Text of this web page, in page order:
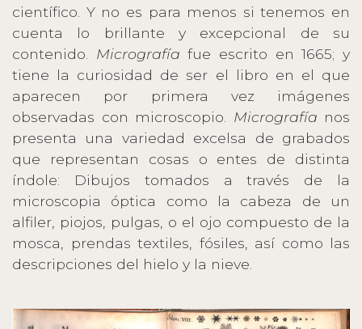
científico. Y no es para menos si tenemos en
cuenta lo brillante y excepcional de su
contenido. Micrografía fue escrito en 1665; y
tiene la curiosidad de ser el libro en el que
aparecen por primera vez imágenes
observadas con microscopio. Micrografía nos
presenta una variedad excelsa de grabados
que representan cosas o entes de distinta
índole: Dibujos tomados a través de la
microscopia óptica como la cabeza de un
alfiler, piojos, pulgas, o el ojo compuesto de la
mosca, prendas textiles, fósiles, así como las
descripciones del hielo y la nieve.